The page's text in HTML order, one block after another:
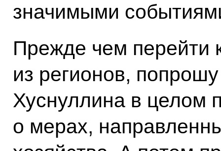
значимыми
Прежде чем перейти
из регионов,
Хуснуллина в целом
о мерах,